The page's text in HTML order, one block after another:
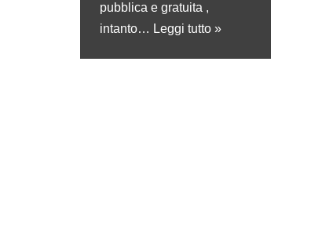
pubblica e gratuita ,
intanto… Leggi tutto »